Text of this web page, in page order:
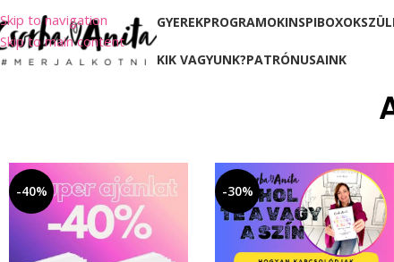
Skip to navigation
Skip to main content
GYEREKPROGRAMOKINSPIBOXOK
KIK VAGYUNK?PATRÓNUSAINK
-40% -30%